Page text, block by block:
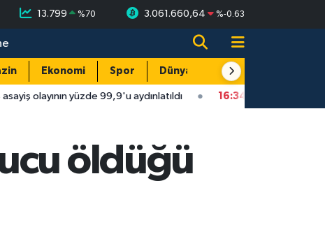
13.799 %70 3.061.660,64 %-0.63
Ekonomi Spor Dünya Resmi Reklamlar
99,9'u aydınlatıldı 16:34Isparta'da faytonu sollayan
öldüğü